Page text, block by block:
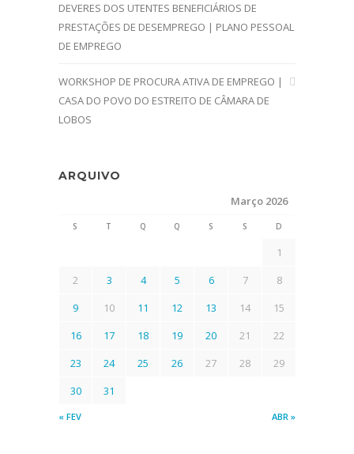
DEVERES DOS UTENTES BENEFICIÁRIOS DE
PRESTAÇÕES DE DESEMPREGO | PLANO PESSOAL
DE EMPREGO
WORKSHOP DE PROCURA ATIVA DE EMPREGO |
CASA DO POVO DO ESTREITO DE CÂMARA DE
LOBOS
ARQUIVO
Março 2026
S T Q Q S S D
« FEV ABR »
1
2
3 4 5 6 7
8
9
10 11 12 13 14
15
16
17 18 19 20 21
22
23
24 25 26 27 28
29
30
31